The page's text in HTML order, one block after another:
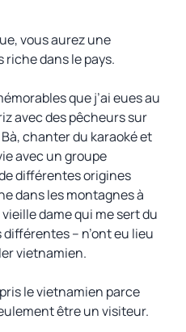
vous aurez une
dans le pays.
que j’ai eues au
avec des pêcheurs sur
chanter du karaoké et
avec un groupe
différentes origines
dans les montagnes à
dame qui me sert du
– n’ont eu lieu
vietnamien.
le vietnamien parce
être un visiteur.